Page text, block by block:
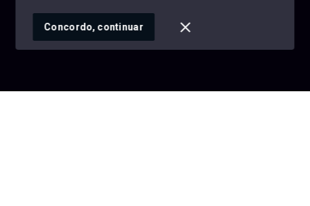
SITE PARA IMOBILIARIA
Concordo, continuar